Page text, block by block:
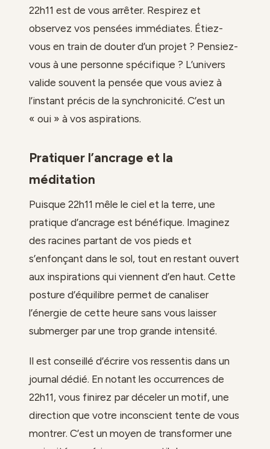
22h11 est de vous arrêter. Respirez et
observez vos pensées immédiates. Étiez-
vous en train de douter d’un projet ? Pensiez-
vous à une personne spécifique ? L’univers
valide souvent la pensée que vous aviez à
l’instant précis de la synchronicité. C’est un
« oui » à vos aspirations.
Pratiquer l’ancrage et la
méditation
Puisque 22h11 mêle le ciel et la terre, une
pratique d’ancrage est bénéfique. Imaginez
des racines partant de vos pieds et
s’enfonçant dans le sol, tout en restant ouvert
aux inspirations qui viennent d’en haut. Cette
posture d’équilibre permet de canaliser
l’énergie de cette heure sans vous laisser
submerger par une trop grande intensité.
Il est conseillé d’écrire vos ressentis dans un
journal dédié. En notant les occurrences de
22h11, vous finirez par déceler un motif, une
direction que votre inconscient tente de vous
montrer. C’est un moyen de transformer une